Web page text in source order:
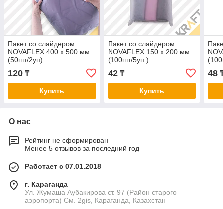
Пакет со слайдером
NOVAFLEX 400 х 500 мм
(50шт/2уп)
120 ₸
Купить
Пакет со слайдером
NOVAFLEX 150 х 200 мм
(100шт/5уп )
42₸
Купить
48
О нас
Рейтинг не сформирован
Менее 5 отзывов за последний год
Работает с 07.01.2018
г. Караганда
Ул. Жумаша Аубакирова ст. 97 (Район старого
аэропорта) См. 2gis, Караганда, Казахстан